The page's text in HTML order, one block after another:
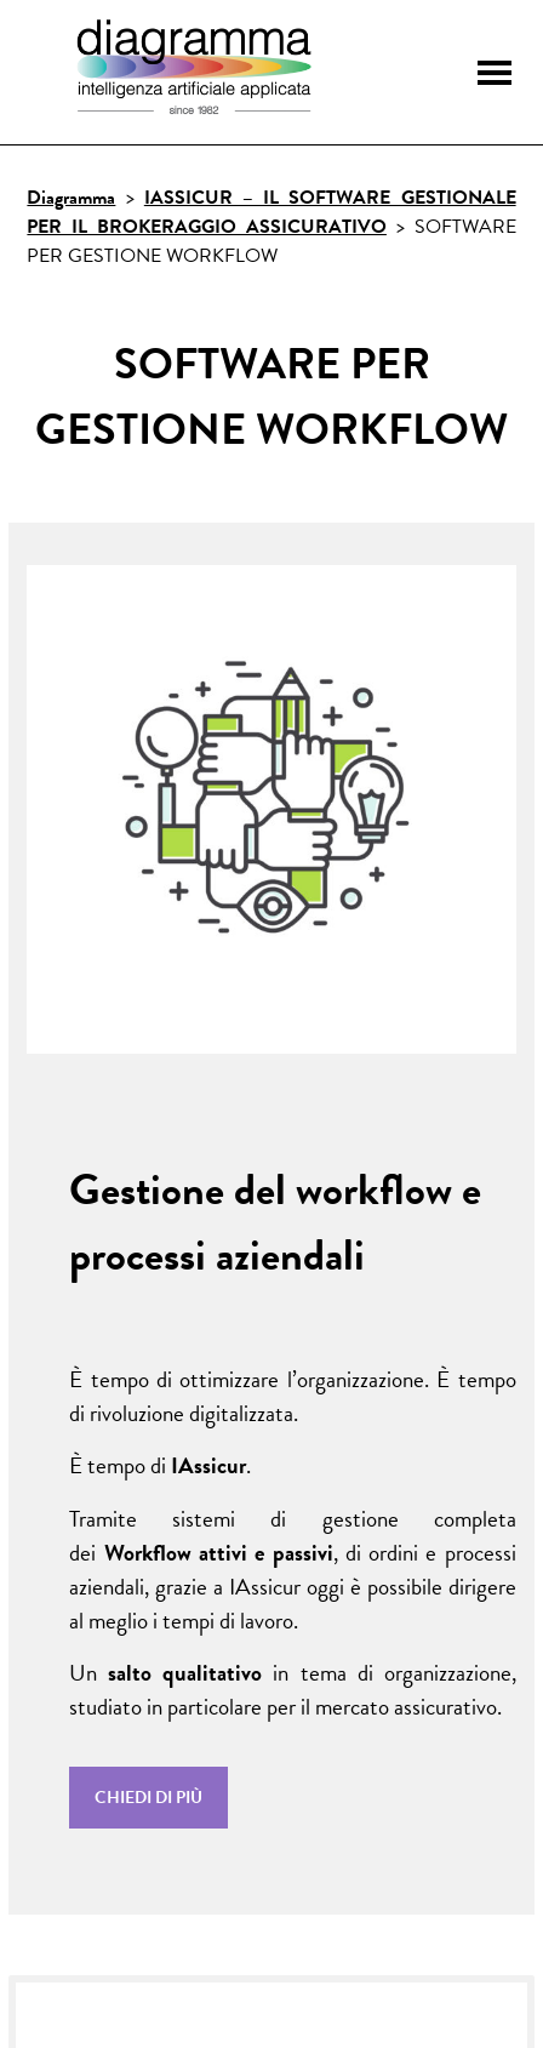
content
Diagramma
Software gestionale
artificiale applicata
Diagramma>IASSICUR – IL SOFTWARE GESTIONALE
PER IL BROKERAGGIO ASSICURATIVO> SOFTWARE
PER GESTIONE WORKFLOW
SOFTWARE PER
GESTIONE WORKFLOW
Gestione del workflow e
processi aziendali
È tempo di ottimizzare l’organizzazione. È tempo
di rivoluzione digitalizzata.
È tempo di IAssicur.
Tramite sistemi di gestione completa
dei Workflow attivi e passivi, di ordini e processi
aziendali, grazie a IAssicur oggi è possibile dirigere
al meglio i tempi di lavoro.
Un salto qualitativo in tema di organizzazione,
studiato in particolare per il mercato assicurativo.
CHIEDI DI PIÙ